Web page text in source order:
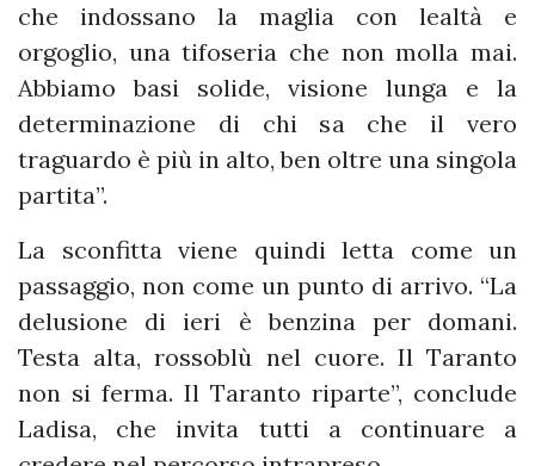
che indossano la maglia con lealtà e
orgoglio, una tifoseria che non molla mai.
Abbiamo basi solide, visione lunga e la
determinazione di chi sa che il vero
traguardo è più in alto, ben oltre una singola
partita”.
La sconfitta viene quindi letta come un
passaggio, non come un punto di arrivo. “La
delusione di ieri è benzina per domani.
Testa alta, rossoblù nel cuore. Il Taranto
non si ferma. Il Taranto riparte”, conclude
Ladisa, che invita tutti a continuare a